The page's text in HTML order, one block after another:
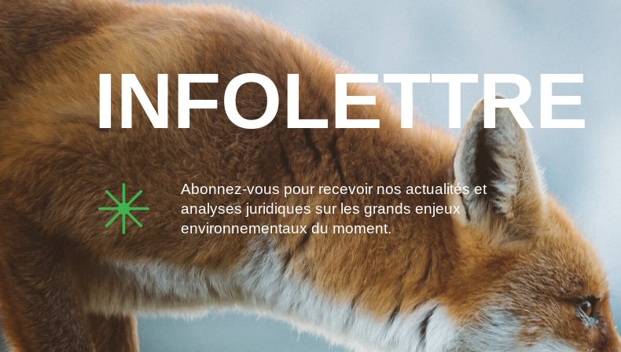
INFOLETTRE
Abonnez-vous pour recevoir nos actualités et
analyses juridiques sur les grands enjeux
environnementaux du moment.